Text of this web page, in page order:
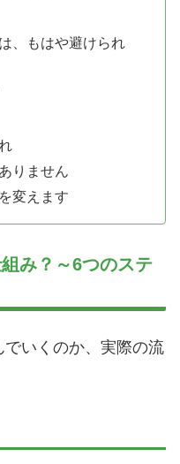
、もはや避けられ
りません
変えます
み？～6つのステ
いくのか、実際の流